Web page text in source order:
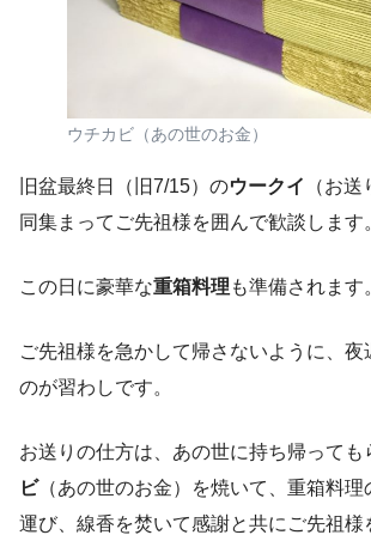
ウチカビ（あの世のお金）
旧盆最終日（旧7/15）のウークイ
（お
同集まってご先祖様を囲んで歓談します
この日に豪華な重箱料理 も準備されます
ご先祖様を急かして帰さないように、夜
のが習わしです。
お送りの仕方は、あの世に持ち帰っても
ビ（あの世のお金）を焼いて、重箱料理
運び、線香を焚いて感謝と共にご先祖様